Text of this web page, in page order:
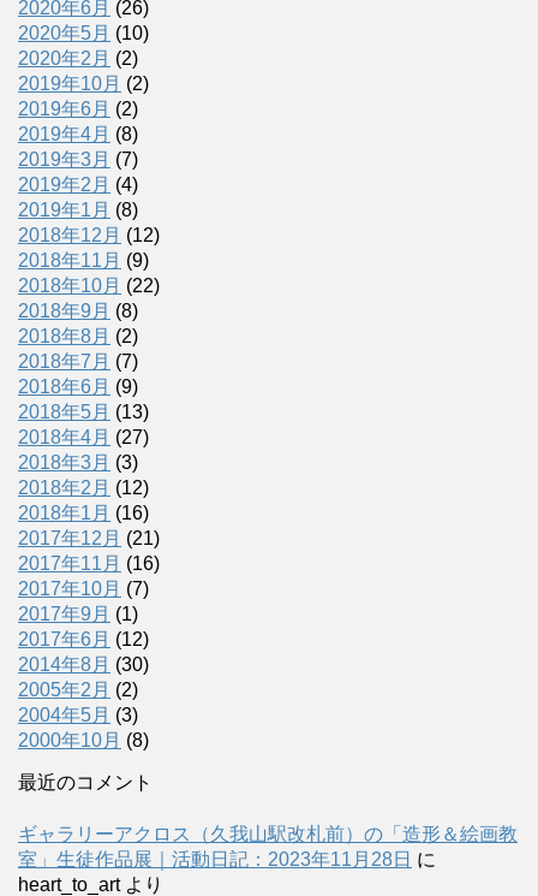
2020年6月 (26)
2020年5月 (10)
2020年2月 (2)
2019年10月 (2)
2019年6月 (2)
2019年4月 (8)
2019年3月 (7)
2019年2月 (4)
2019年1月 (8)
2018年12月 (12)
2018年11月 (9)
2018年10月 (22)
2018年9月 (8)
2018年8月 (2)
2018年7月 (7)
2018年6月 (9)
2018年5月 (13)
2018年4月 (27)
2018年3月 (3)
2018年2月 (12)
2018年1月 (16)
2017年12月 (21)
2017年11月 (16)
2017年10月 (7)
2017年9月 (1)
2017年6月 (12)
2014年8月 (30)
2005年2月 (2)
2004年5月 (3)
2000年10月 (8)
最近のコメント
ギャラリーアクロス（久我山駅改札前）の「造形＆絵画教
室」生徒作品展｜活動日記：2023年11月28日 に
heart_to_artより